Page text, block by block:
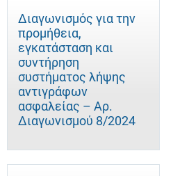
Διαγωνισμός για την
προμήθεια,
εγκατάσταση και
συντήρηση
συστήματος λήψης
αντιγράφων
ασφαλείας – Αρ.
Διαγωνισμού 8/2024